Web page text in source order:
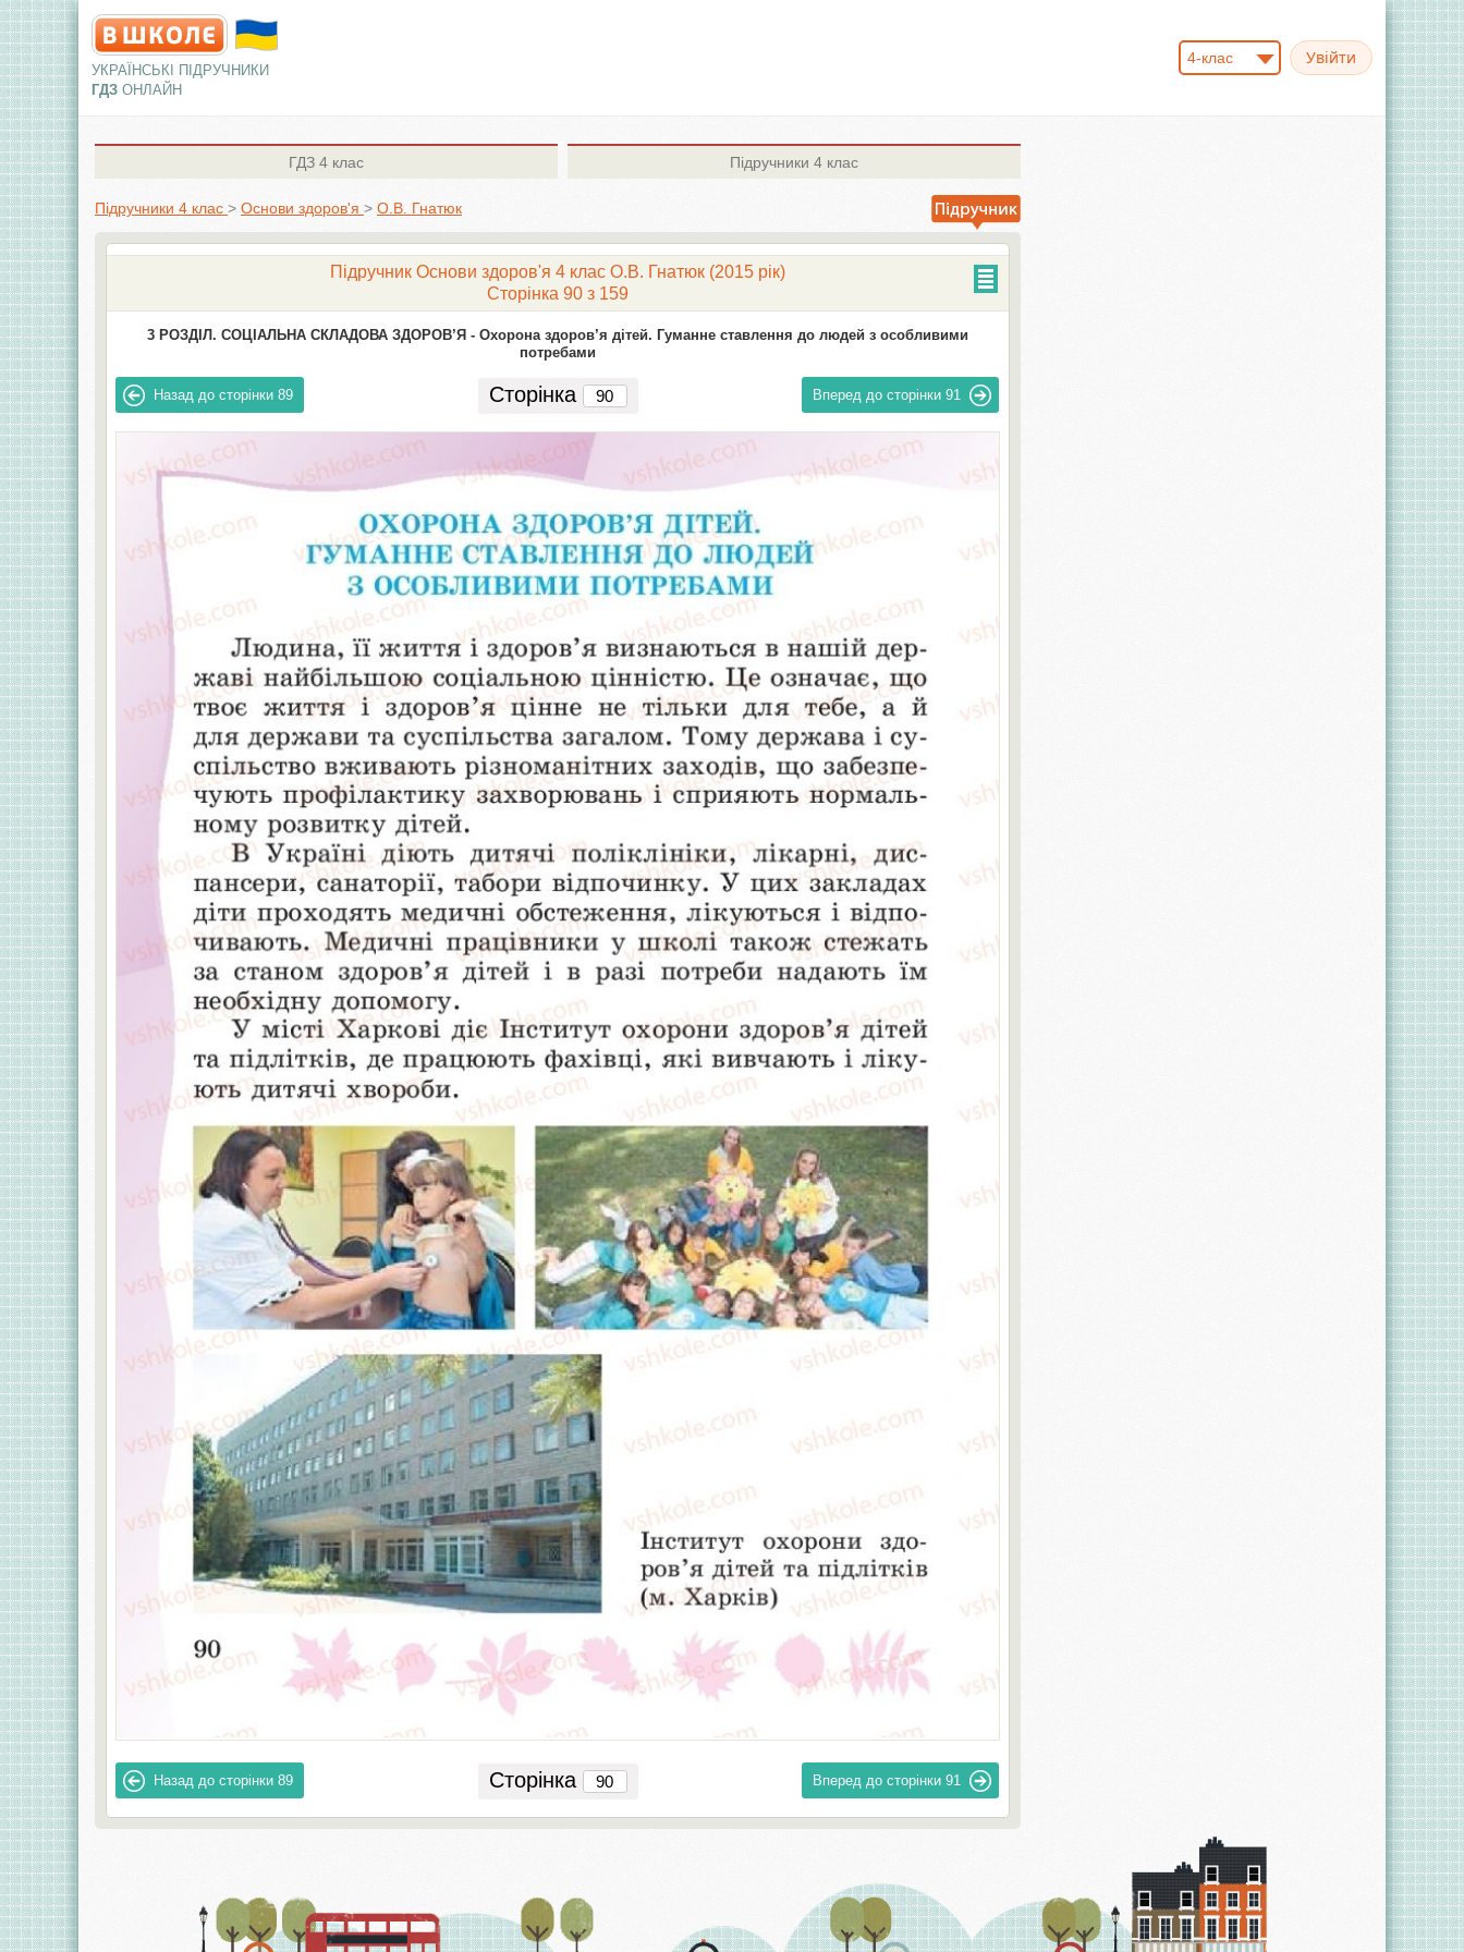
УКРАЇНСЬКІ ПІДРУЧНИКИ
ГДЗ ОНЛАЙН
4-клас
ГДЗ 4 клас Підручники 4 клас
Підручники 4 клас > Основи здоров'я > О.В. Гнaтюк
Підручник Основи здоров'я 4 клас О.В. Гнaтюк (2015 рік)
Сторінка 90 з 159
3 РОЗДІЛ. СОЦІАЛЬНА СКЛАДОВА ЗДОРОВ’Я - Охорона здоров’я дітей. Гуманне ставлення до людей з особливими
потребами
Назад до сторінки 89 Сторінка Вперед до сторінки 91
Назад до сторінки 89 Сторінка Вперед до сторінки 91